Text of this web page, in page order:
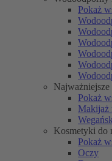
Pokaż
Pokaż
Makijaż
Kosmetyki do
Pokaż
Oczy